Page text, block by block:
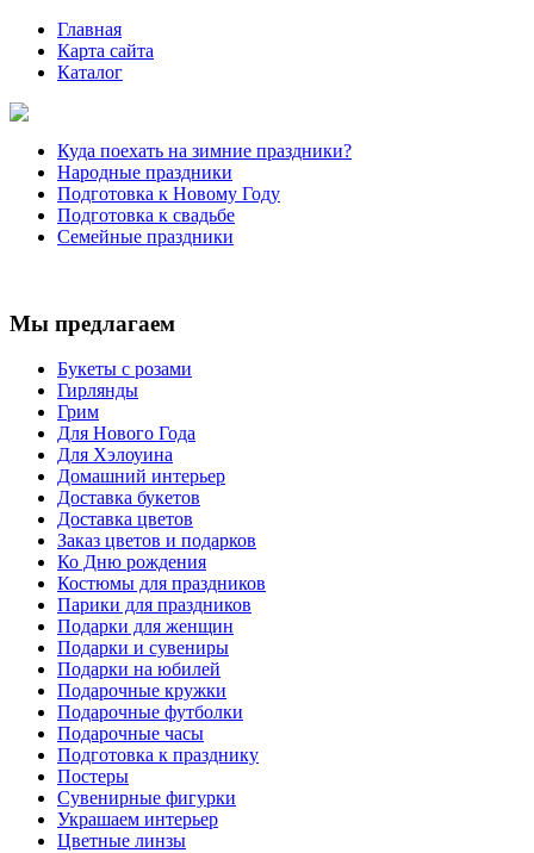
Главная
Карта сайта
Каталог
Куда поехать на зимние праздники?
Народные праздники
Подготовка к Новому Году
Подготовка к свадьбе
Семейные праздники
Мы предлагаем
Букеты с розами
Гирлянды
Грим
Для Нового Года
Для Хэлоуина
Домашний интерьер
Доставка букетов
Доставка цветов
Заказ цветов и подарков
Ко Дню рождения
Костюмы для праздников
Парики для праздников
Подарки для женщин
Подарки и сувениры
Подарки на юбилей
Подарочные кружки
Подарочные футболки
Подарочные часы
Подготовка к празднику
Постеры
Сувенирные фигурки
Украшаем интерьер
Цветные линзы